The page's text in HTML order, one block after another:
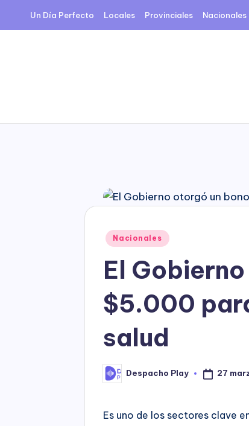
Skip
Un Día Perfecto Locales Provinciales Nacionales
Posted
Nacionales
El
$5.000
salud
Posted
by
Despacho Play 27
Es uno de los sectores clave